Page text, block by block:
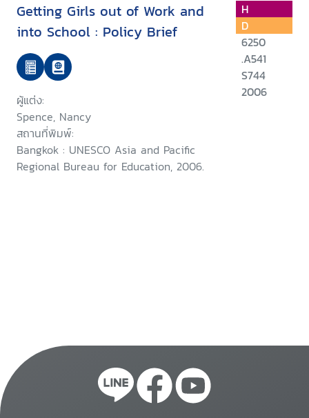
Getting Girls out of Work and
into School : Policy Brief
ผู้แต่ง:
Spence, Nancy
สถานที่พิมพ์:
Bangkok : UNESCO Asia and Pacific
Regional Bureau for Education, 2006.
H
D
6250
.A541
S744
2006